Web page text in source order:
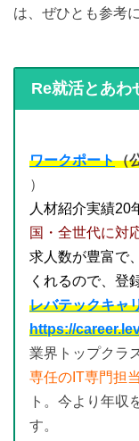
は、ぜひとも参考
Re就活とあわ
ワークポート（
）
人材紹介実績20
国・全世代に対
求人数が豊富で
くれるので、登
レバテックキャ
https://
業界トップクラ
専任のIT専門担
ト。今より年収
す。